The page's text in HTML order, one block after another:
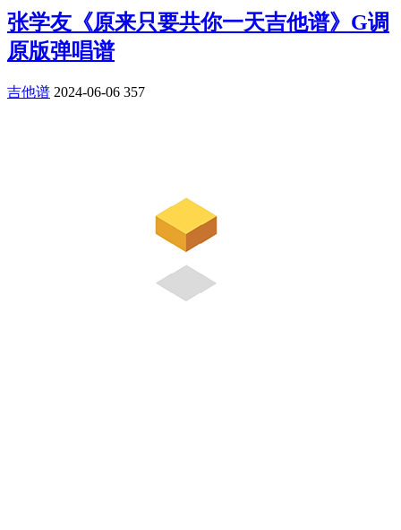
张学友《原来只要共你一天吉他谱》G调
原版弹唱谱
吉他谱 2024-06-06 357